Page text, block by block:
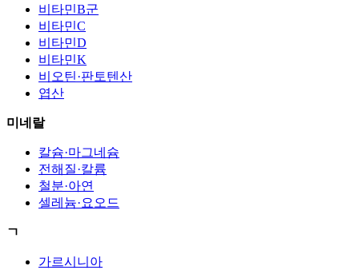
비타민B군
비타민C
비타민D
비타민K
비오틴·판토텐산
엽산
미네랄
칼슘·마그네슘
전해질·칼륨
철분·아연
셀레늄·요오드
ㄱ
가르시니아